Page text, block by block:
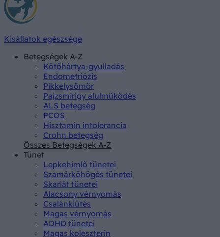
Kisállatok egészsége
Betegségek A-Z
Kötőhártya-gyulladás
Endometriózis
Pikkelysömör
Pajzsmirigy alulműködés
ALS betegség
PCOS
Hisztamin intolerancia
Crohn betegség
Összes Betegségek A-Z
Tünet
Lepkehimlő tünetei
Szamárköhögés tünetei
Skarlát tünetei
Alacsony vérnyomás
Csalánkiütés
Magas vérnyomás
ADHD tünetei
Magas koleszterin